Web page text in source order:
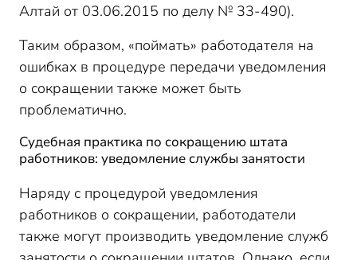
Алтай от 03.06.2015 по делу № 33-490).
Таким образом, «поймать» работодателя на
ошибках в процедуре передачи уведомления
о сокращении также может быть
проблематично.
Судебная практика по сокращению штата
работников: уведомление службы занятости
Наряду с процедурой уведомления
работников о сокращении, работодатели
также могут производить уведомление служб